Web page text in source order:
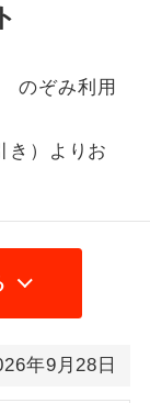
のぞみ利用
き）よりお
年9月28日
型プランで
型プランで
金がかからない